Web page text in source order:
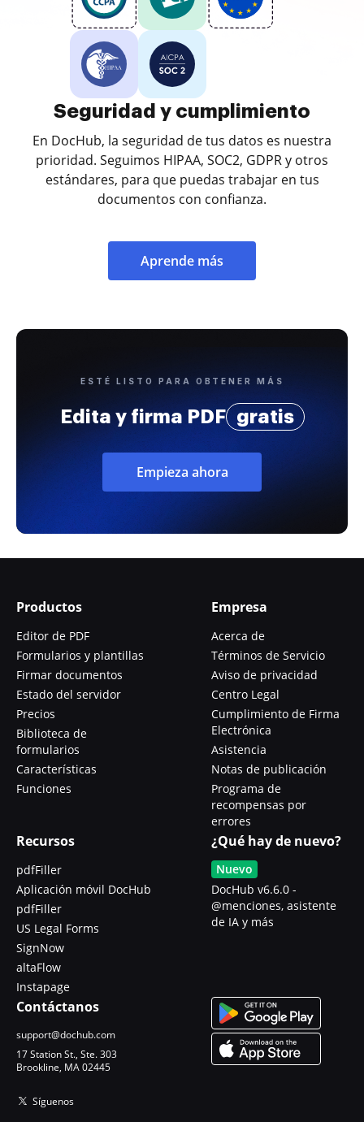
Seguridad y cumplimiento
En DocHub, la seguridad de tus datos es nuestra
prioridad. Seguimos HIPAA, SOC2, GDPR y otros
estándares, para que puedas trabajar en tus
documentos con confianza.
Aprende más
ESTÉ LISTO PARA OBTENER MÁS
Edita y firma PDF gratis
Empieza ahora
Productos
Editor de PDF
Formularios y plantillas
Firmar documentos
Estado del servidor
Precios
Biblioteca de
formularios
Características
Funciones
Empresa
Acerca de
Términos de Servicio
Aviso de privacidad
Centro Legal
Cumplimiento de Firma
Electrónica
Asistencia
Notas de publicación
Programa de
recompensas por
errores
Recursos
pdfFiller
Aplicación móvil DocHub
pdfFiller
US Legal Forms
SignNow
altaFlow
Instapage
¿Qué hay de nuevo?
Nuevo
DocHub v6.6.0 -
@menciones, asistente
de IA y más
Contáctanos
support@dochub.com
17 Station St., Ste. 303
Brookline, MA 02445
Síguenos